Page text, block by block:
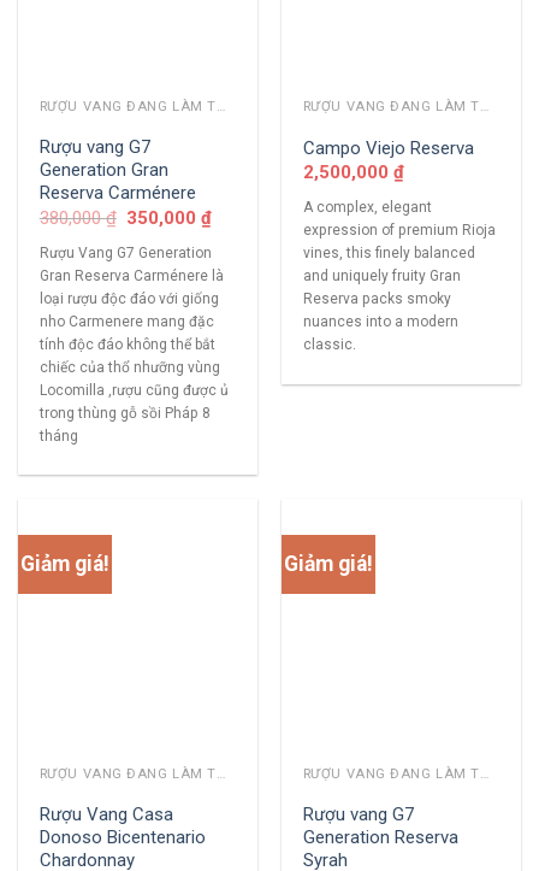
RƯỢU VANG ĐANG LÀM THỊ TRƯỜNG
Rượu vang G7
Generation Gran
Reserva Carménere
380,000₫ 350,000₫
Rượu Vang G7 Generation
Gran Reserva Carménere là
loại rượu độc đáo với giống
nho Carmenere mang đặc
tính độc đáo không thể bắt
chiếc của thổ nhưỡng vùng
Locomilla ,rượu cũng được ủ
trong thùng gỗ sồi Pháp 8
tháng
RƯỢU VANG ĐANG LÀM THỊ TRƯỜNG
Campo Viejo Reserva
2,500,000 ₫
A complex, elegant
expression of premium Rioja
vines, this finely balanced
and uniquely fruity Gran
Reserva packs smoky
nuances into a modern
classic.
Giảm giá!
RƯỢU VANG ĐANG LÀM THỊ TRƯỜNG
Rượu Vang Casa
Donoso Bicentenario
Chardonnay
Giảm giá!
RƯỢU VANG ĐANG LÀM THỊ TRƯỜNG
Rượu vang G7
Generation Reserva
Syrah